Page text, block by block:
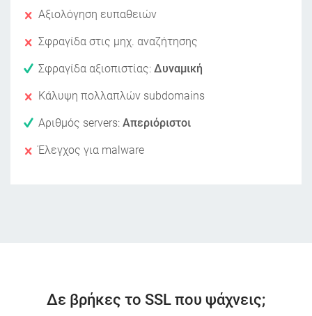
Αξιολόγηση ευπαθειών
Σφραγίδα στις μηχ. αναζήτησης
Σφραγίδα αξιοπιστίας: Δυναμική
Κάλυψη πολλαπλών subdomains
Αριθμός servers: Απεριόριστοι
Έλεγχος για malware
Δε βρήκες το SSL που ψάχνεις;